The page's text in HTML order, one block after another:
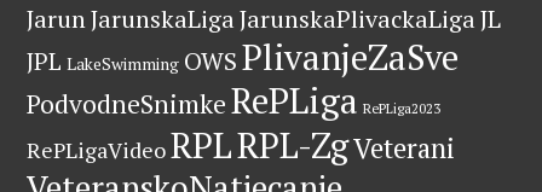
JarunJarunskaLiga JarunskaPlivackaLiga JL
JPL LakeSwimming OWS PlivanjeZaSve
PodvodneSnimkeRePLiga RePLiga2023
RePLigaVideoRPLRPL-ZgVeterani